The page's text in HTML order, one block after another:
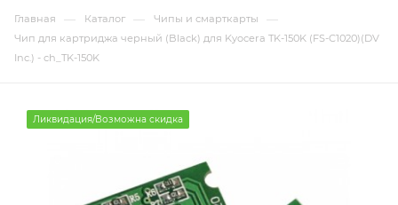
Главная — Каталог — Чипы и смарткарты —
Чип для картриджа черный (Black) для Kyocera TK-150K (FS-C1020)(DV
Inc.) - ch_TK-150K
Ликвидация/Возможна скидка